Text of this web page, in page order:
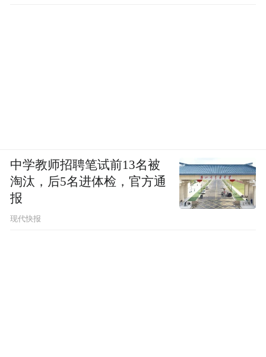
中学教师招聘笔试前13名被
淘汰，后5名进体检，官方通
报
现代快报